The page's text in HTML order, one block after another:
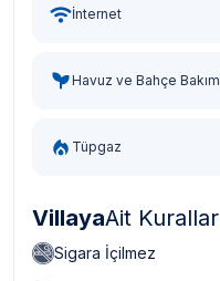
İnternet
Havuz ve Bahçe
Tüpgaz
VillayaAit Kurallar
Sigara İçilmez